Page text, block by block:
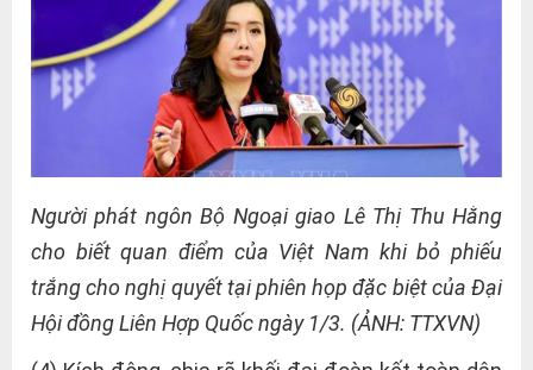
Người phát ngôn Bộ Ngoại giao Lê Thị Thu Hằng
cho biết quan điểm của Việt Nam khi bỏ phiếu
trắng cho nghị quyết tại phiên họp đặc biệt của Đại
Hội đồng Liên Hợp Quốc ngày 1/3. (ẢNH: TTXVN)